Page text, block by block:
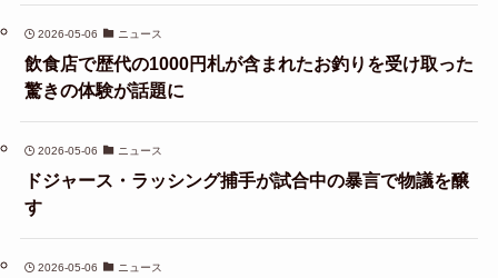
2026-05-06 ニュース
飲食店で歴代の1000円札が含まれたお釣りを受け取った
驚きの体験が話題に
2026-05-06 ニュース
ドジャース・ラッシング捕手が試合中の暴言で物議を醸
す
2026-05-06 ニュース